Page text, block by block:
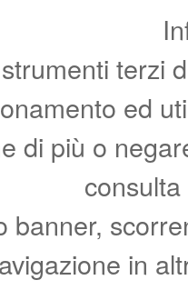
terzi
ed
di più o
banner,
in